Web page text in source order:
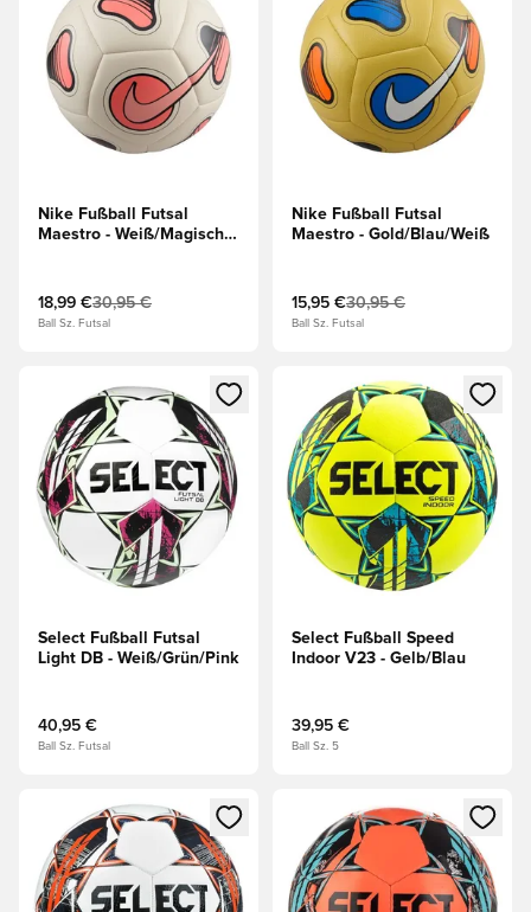
Nike Fußball Futsal
Maestro - Weiß/Magische
18,99 €30,95 €
Ball Sz. Futsal
Nike Fußball Futsal
Maestro - Gold/Blau/Weiß
15,95 €30,95 €
Ball Sz. Futsal
Öffnet ein neues Fenster zum Anmelden oder Registrieren
Select Fußball Futsal
Light DB - Weiß/Grün/Pink
40,95 €
Ball Sz. Futsal
Öffnet ein neues Fenster
Select Fußball Speed
Indoor V23 - Gelb/Blau
39,95 €
Ball Sz. 5
Öffnet ein neues Fenster zum Anmelden oder Registrieren
Öffnet ein neues Fenster